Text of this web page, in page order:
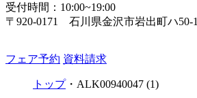
受付時間：10:00~19:00
〒920-0171 石川県金沢市岩出町ハ50-1
フェア予約 資料請求
トップ・ ALK00940047 (1)